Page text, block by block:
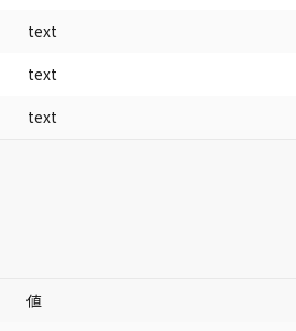
text
text
text
値